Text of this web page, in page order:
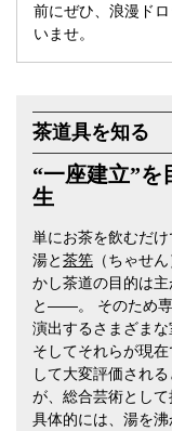
前にぜひ、浪漫ド
いませ。
茶道具を知る
“一座建立”を
生
単にお茶を飲むだ
湯と茶筅 （ちゃせ
かし茶道の目的は
と――。 そのため専
演出するさまざまな
そしてそれらが現
して大変評価され
が、総合芸術として
具体的には、湯を沸